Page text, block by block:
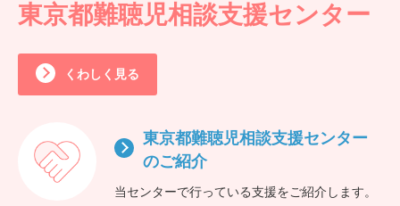
東京都難聴児相談支援センター
くわしく見る
東京都難聴児相談支援センター
のご紹介
当センターで行っている支援をご紹介します。